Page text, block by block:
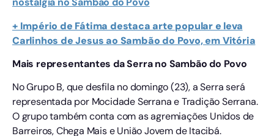
+ Império de Fátima destaca arte popular e leva
Carlinhos de Jesus ao Sambão do Povo, em Vitória
Mais representantes da Serra no Sambão do Povo
No Grupo B, que desfila no domingo (23), a Serra será
representada por Mocidade Serrana e Tradição Serrana.
O grupo também conta com as agremiações Unidos de
Barreiros, Chega Mais e União Jovem de Itacibá.